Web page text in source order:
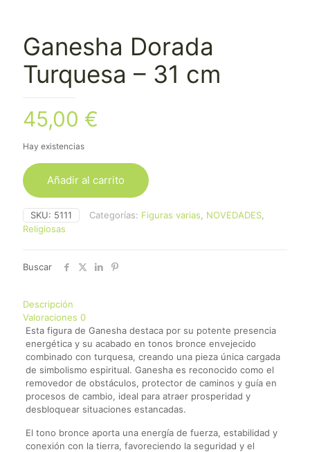
Ganesha Dorada
Turquesa – 31 cm
45,00 €
Hay existencias
Añadir al carrito
SKU: 5111 Categorías: Figuras varias NOVEDADES
Religiosas
Buscar
Descripción
Valoraciones 0
Esta figura de Ganesha destaca por su potente presencia
energética y su acabado en tonos bronce envejecido
combinado con turquesa, creando una pieza única cargada
de simbolismo espiritual. Ganesha es reconocido como el
removedor de obstáculos, protector de caminos y guía en
procesos de cambio, ideal para atraer prosperidad y
desbloquear situaciones estancadas.
El tono bronce aporta una energía de fuerza, estabilidad y
conexión con la tierra, favoreciendo la seguridad y el